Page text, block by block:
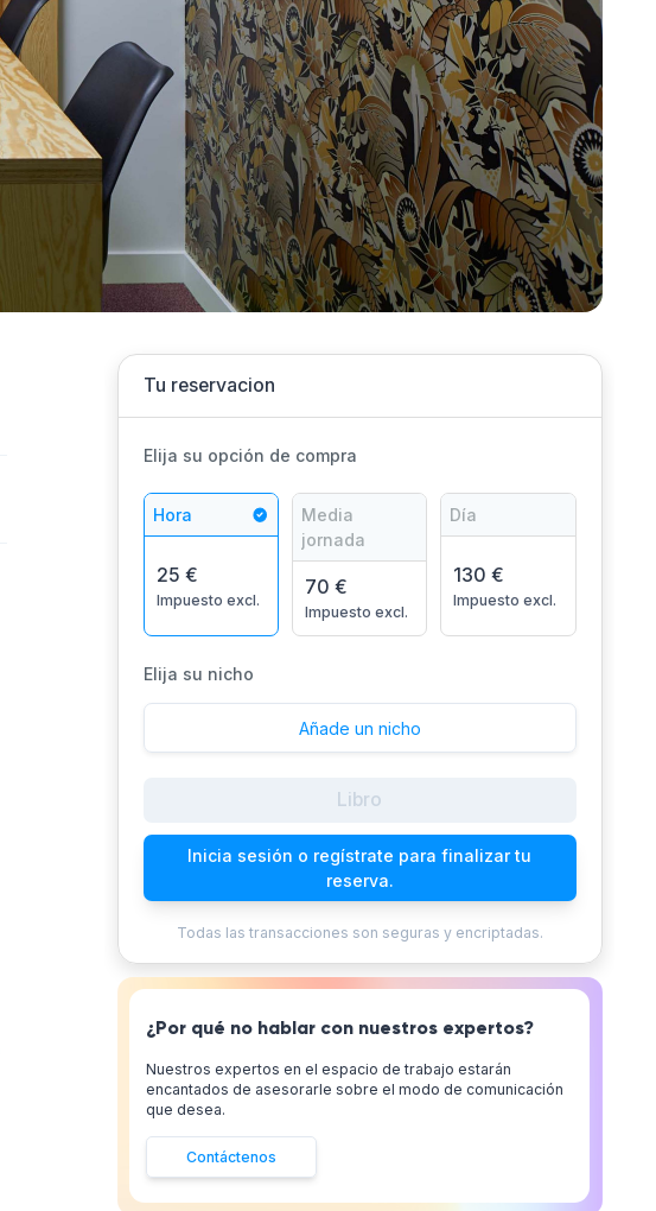
Tu reservacion
Elija su opción de compra
Hora
25 €
Impuesto excl.
Media
jornada
70 €
Impuesto excl.
Día
130 €
Impuesto excl.
Elija su nicho
Añade un nicho
Libro
Inicia sesión o regístrate para finalizar tu
reserva.
Todas las transacciones son seguras y encriptadas.
¿Por qué no hablar con nuestros expertos?
Nuestros expertos en el espacio de trabajo estarán
encantados de asesorarle sobre el modo de comunicación
que desea.
Contáctenos